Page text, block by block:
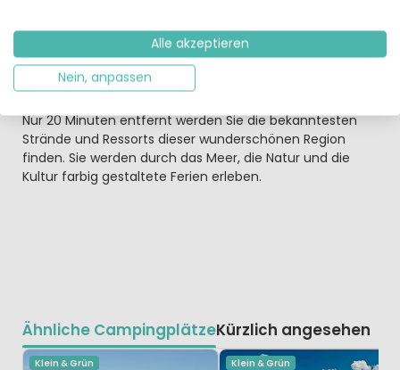
werden übrigens zum Mitnehmen angeboten. Die
Restaurants im Zentrum von Montpellier sind ebenfalls
zu empfehlen. Manche liegen etwas versteckt in den
engen Gassen der Altstadt.
Nur 20 Minuten entfernt werden Sie die bekanntesten
Strände und Ressorts dieser wunderschönen Region
finden. Sie werden durch das Meer, die Natur und die
Kultur farbig gestaltete Ferien erleben.
Ähnliche CampingplätzeKürzlich angesehen
Klein & Grün Klein & Grün
Alle akzeptieren
Nein, anpassen